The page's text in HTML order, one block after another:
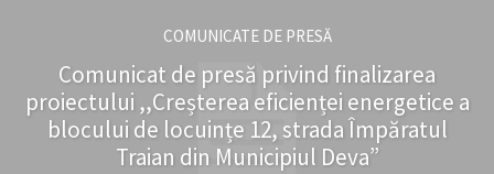
COMUNICATE DE PRESĂ
Comunicat de presă privind finalizarea
proiectului ,,Creșterea eficienței energetice a
blocului de locuințe 12, strada Împăratul
Traian din Municipiul Deva”